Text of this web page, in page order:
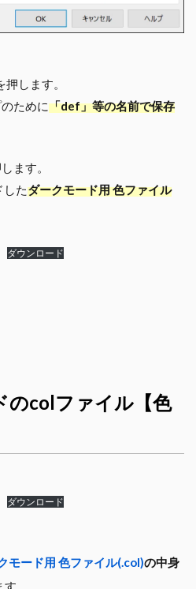
押します。
ために「def」等の名前で保存
ます。
したダークモード用 色ファイル
ダウンロード
のcolファイル【色
ダウンロード
モード用 色ファイル(.col)の中身
。